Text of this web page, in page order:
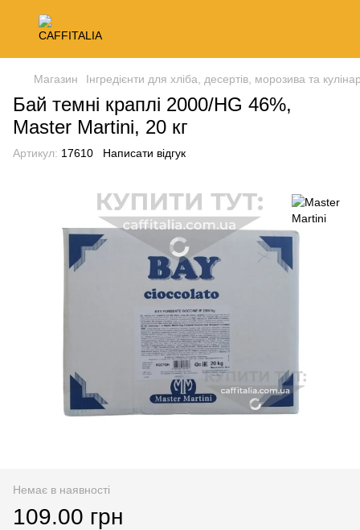
Магазин Інгредієнти для хліба, десертів, морозива та
Бай темні краплі 2000/HG 46%,
Master Martini, 20 кг
Артикул: 17610 Написати відгук
Немає в наявності
109.00 грн